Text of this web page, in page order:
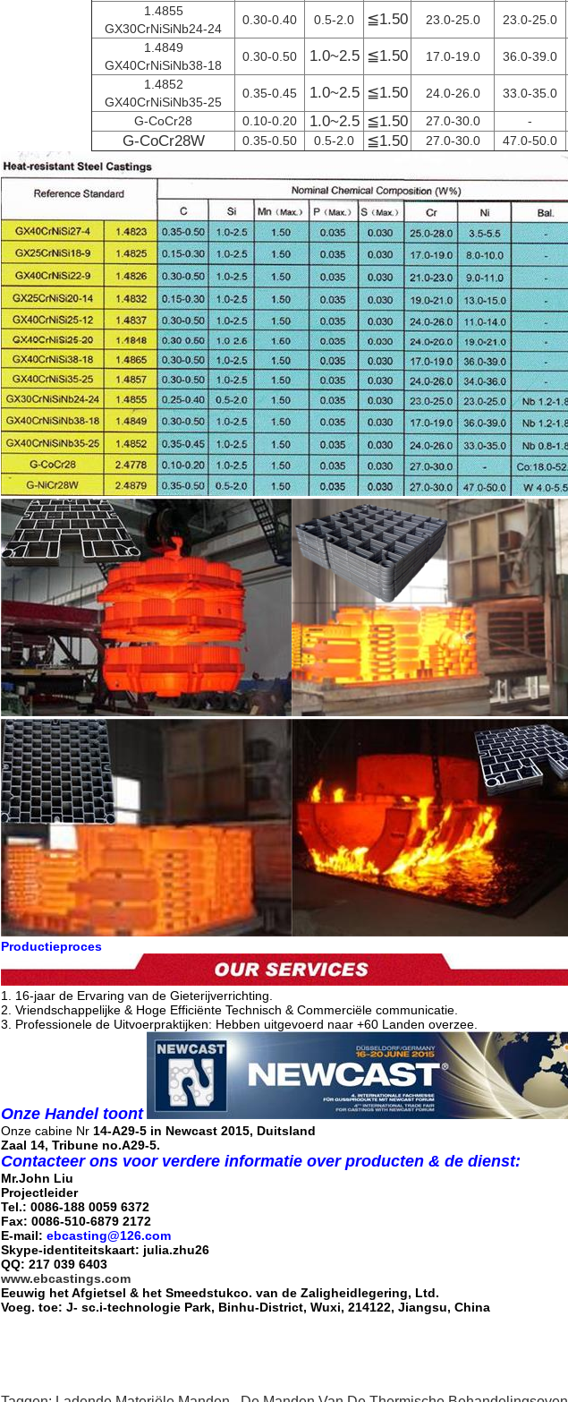
1.4855
GX30CrNiSiNb24-24
0.30-0.40 0.5-2.0 ≦1.50 23.0-25.0 23.0-25.0
1.4849
GX40CrNiSiNb38-18
0.30-0.50 1.0~2.5 ≦1.50 17.0-19.0 36.0-39.0
1.4852
GX40CrNiSiNb35-25
0.35-0.45 1.0~2.5 ≦1.50 24.0-26.0 33.0-35.0
G-CoCr28 0.10-0.20 1.0~2.5 ≦1.50 27.0-30.0 -
G-CoCr28W
0.35-0.50 0.5-2.0 ≦1.50 27.0-30.0 47.0-50.0
Productieproces
1. 16-jaar de Ervaring van de Gieterijverrichting.
2. Vriendschappelijke & Hoge Efficiënte Technisch & Commerciële communicatie.
3. Professionele de Uitvoerpraktijken: Hebben uitgevoerd naar +60 Landen overzee.
Onze Handel toont
Onze cabine Nr 14-A29-5 in Newcast 2015, Duitsland
Zaal 14, Tribune no.A29-5.
Contacteer ons voor verdere informatie over producten & de dienst:
Mr.John Liu
Projectleider
Tel.: 0086-188 0059 6372
Fax: 0086-510-6879 2172
E-mail: ebcasting@126.com
Skype-identiteitskaart: julia.zhu26
QQ: 217 039 6403
www.ebcastings.com
Eeuwig het Afgietsel & het Smeedstukco. van de Zaligheidlegering, Ltd.
Voeg. toe: J- sc.i-technologie Park, Binhu-District, Wuxi, 214122, Jiangsu, China